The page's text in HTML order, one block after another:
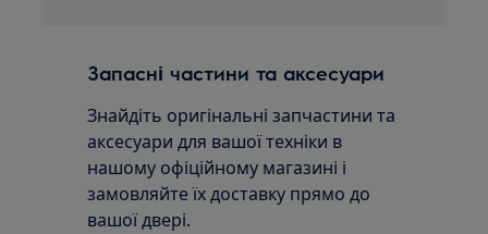
Запасні частини та аксесуари
Знайдіть оригінальні запчастини та
аксесуари для вашої техніки в
нашому офіційному магазині і
замовляйте їх доставку прямо до
вашої двері.